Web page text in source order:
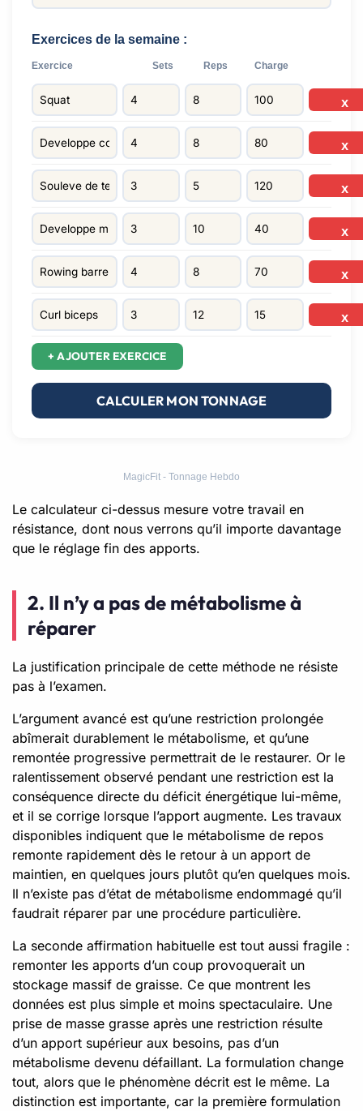
Exercices de la semaine :
Exercice Sets Reps Charge
X
X
X
X
X
X
+ AJOUTER EXERCICE
CALCULER MON TONNAGE
MagicFit - Tonnage Hebdo
Le calculateur ci-dessus mesure votre travail en
résistance, dont nous verrons qu’il importe davantage
que le réglage fin des apports.
2. Il n’y a pas de métabolisme à
réparer
La justification principale de cette méthode ne résiste
pas à l’examen.
L’argument avancé est qu’une restriction prolongée
abîmerait durablement le métabolisme, et qu’une
remontée progressive permettrait de le restaurer. Or le
ralentissement observé pendant une restriction est la
conséquence directe du déficit énergétique lui-même,
et il se corrige lorsque l’apport augmente. Les travaux
disponibles indiquent que le métabolisme de repos
remonte rapidement dès le retour à un apport de
maintien, en quelques jours plutôt qu’en quelques mois.
Il n’existe pas d’état de métabolisme endommagé qu’il
faudrait réparer par une procédure particulière.
La seconde affirmation habituelle est tout aussi fragile :
remonter les apports d’un coup provoquerait un
stockage massif de graisse. Ce que montrent les
données est plus simple et moins spectaculaire. Une
prise de masse grasse après une restriction résulte
d’un apport supérieur aux besoins, pas d’un
métabolisme devenu défaillant. La formulation change
tout, alors que le phénomène décrit est le même. La
distinction est importante, car la première formulation